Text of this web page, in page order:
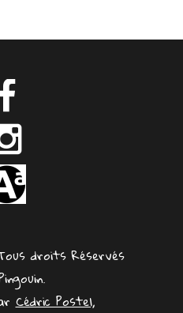
droits Réservés
Cédric Postel,